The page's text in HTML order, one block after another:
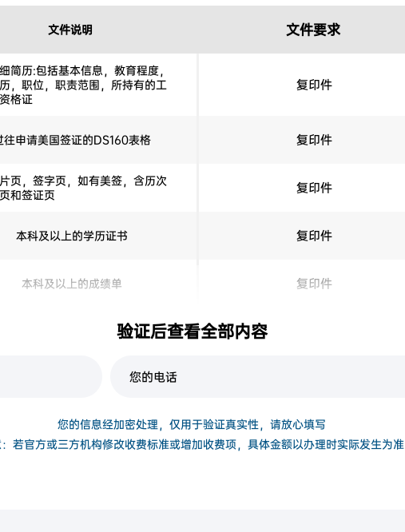
文件说明 文件要求
简历:包括基本信息，教育程度，
，职位，职责范围，所持有的工
格证
复印件
往申请美国签证的DS160表格 复印件
页，签字页，如有美签，含历次
和签证页
复印件
本科及以上的学历证书 复印件
本科及以上的成绩单 复印件
美国学习或生活过年证据: 包括
学签，工作签，税单等。如有。验证后查看全部内容
您的信息经加密处理，仅用于验证真实性，请放心填写
若官方或三方机构修改收费标准或增加收费项，具体金额以办理时实际发生为准